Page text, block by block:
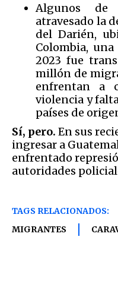
Algunos de
atravesado la
del Darién,
Colombia,
2023 fue
millón de
enfrentan a
violencia y
países de
Sí, pero. En sus
ingresar a
enfrentado
autoridades
TAGS RELACIONADOS:
MIGRANTES